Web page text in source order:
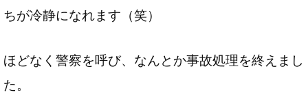
ちが冷静になれます（笑）
ほどなく警察を呼び、なんとか事故処理を終えまし
た。